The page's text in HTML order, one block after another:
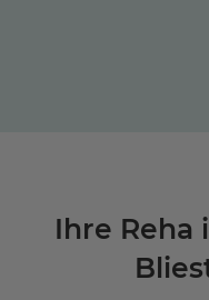
Ihre Reha